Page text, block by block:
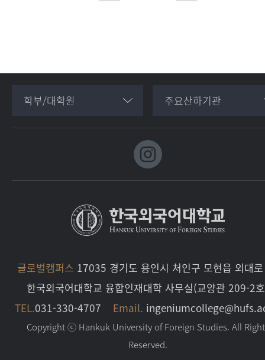
학부/대학원 주요산하기관
글로벌캠퍼스 17035 경기도 용인시 처인구 모현읍 외대
한국외국어대학교 융합인재대학 사무실(교양관 209-2
TEL.031-330-4707 Email.
Copyright ⓒ Hankuk University of Foreign Studies. All
Reserved.